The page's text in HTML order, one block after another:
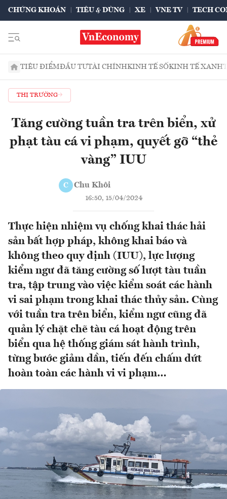
CHỨNG KHOÁN TIÊU & DÙNG XE VNE TV TECH
TIÊU ĐIỂMĐẦU TƯTÀI CHÍNHKINH TẾ SỐKINH TẾ XANH
THỊ TRƯỜNG
Tăng cường tuần tra trên biển, xử
phạt tàu cá vi phạm, quyết gỡ “thẻ
vàng” IUU
C Chu Khôi
16:50, 15/04/2024
Thực hiện nhiệm vụ chống khai thác hải
sản bất hợp pháp, không khai báo và
không theo quy định (IUU), lực lượng
kiểm ngư đã tăng cường số lượt tàu tuần
tra, tập trung vào việc kiểm soát các hành
vi sai phạm trong khai thác thủy sản. Cùng
với tuần tra trên biển, kiểm ngư cũng đã
quản lý chặt chẽ tàu cá hoạt động trên
biển qua hệ thống giám sát hành trình,
từng bước giảm dần, tiến đến chấm dứt
hoàn toàn các hành vi vi phạm…